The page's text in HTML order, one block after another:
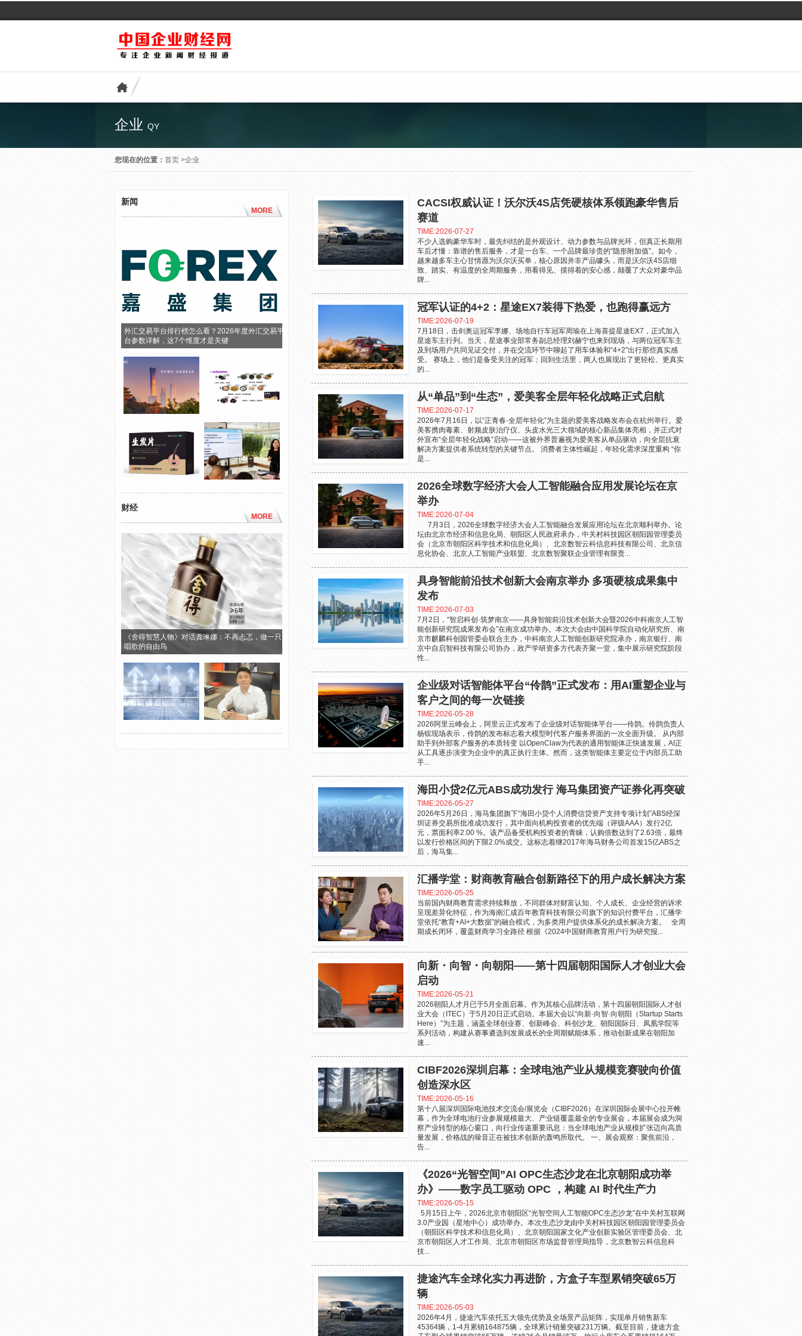
企业 QY
您现在的位置： 首页 >企业
新闻
MORE
外汇交易平台排行榜怎么看？2026年度外汇交易平
台参数详解，这7个维度才是关键
财经
MORE
《舍得智慧人物》对话龚琳娜：不再忐忑，做一只
唱歌的自由鸟
CACSI权威认证！沃尔沃4S店凭硬核体系领跑豪华售后
赛道
TIME:2026-07-27
不少人选购豪华车时，最先纠结的是外观设计、动力参数与品牌光环，但真正长期用
车后才懂：靠谱的售后服务，才是一台车、一个品牌最珍贵的“隐形附加值”。如今，
越来越多车主心甘情愿为沃尔沃买单，核心原因并非产品噱头，而是沃尔沃4S店细
致、踏实、有温度的全周期服务，用看得见、摸得着的安心感，颠覆了大众对豪华品
牌...
冠军认证的4+2：星途EX7装得下热爱，也跑得赢远方
TIME:2026-07-19
7月18日，击剑奥运冠军李娜、场地自行车冠军周瑜在上海喜提星途EX7，正式加入
星途车主行列。当天，星途事业部常务副总经理刘赫宁也来到现场，与两位冠军车主
及到场用户共同见证交付，并在交流环节中聊起了用车体验和“4+2”出行那些真实感
受。 赛场上，他们是备受关注的冠军；回到生活里，两人也展现出了更轻松、更真实
的...
从“单品”到“生态”，爱美客全层年轻化战略正式启航
TIME:2026-07-17
2026年7月16日，以“正青春·全层年轻化”为主题的爱美客战略发布会在杭州举行。爱
美客携肉毒素、射频皮肤治疗仪、头皮水光三大领域的核心新品集体亮相，并正式对
外宣布“全层年轻化战略”启动——这被外界普遍视为爱美客从单品驱动，向全层抗衰
解决方案提供者系统转型的关键节点。 消费者主体性崛起，年轻化需求深度重构 “你
是...
2026全球数字经济大会人工智能融合应用发展论坛在京
举办
TIME:2026-07-04
7月3日，2026全球数字经济大会人工智能融合发展应用论坛在北京顺利举办。论
坛由北京市经济和信息化局、朝阳区人民政府承办，中关村科技园区朝阳园管理委员
会（北京市朝阳区科学技术和信息化局）、北京数智云科信息科技有限公司、北京信
息化协会、北京人工智能产业联盟、北京数智聚联企业管理有限责...
具身智能前沿技术创新大会南京举办 多项硬核成果集中
发布
TIME:2026-07-03
7月2日，“智启科创·筑梦南京——具身智能前沿技术创新大会暨2026中科南京人工智
能创新研究院成果发布会”在南京成功举办。本次大会由中国科学院自动化研究所、南
京市麒麟科创园管委会联合主办，中科南京人工智能创新研究院承办，南京银行、南
京中自启智科技有限公司协办，政产学研资多方代表齐聚一堂，集中展示研究院阶段
性...
企业级对话智能体平台“伶鹊”正式发布：用AI重塑企业与
客户之间的每一次链接
TIME:2026-05-28
2026阿里云峰会上，阿里云正式发布了企业级对话智能体平台——伶鹊。伶鹊负责人
杨镔现场表示，伶鹊的发布标志着大模型时代客户服务界面的一次全面升级。 从内部
助手到外部客户服务的本质转变 以OpenClaw为代表的通用智能体正快速发展，AI正
从工具逐步演变为企业中的真正执行主体。然而，这类智能体主要定位于内部员工助
手...
海田小贷2亿元ABS成功发行 海马集团资产证券化再突破
TIME:2026-05-27
2026年5月26日，海马集团旗下“海田小贷个人消费信贷资产支持专项计划”ABS经深
圳证券交易所批准成功发行，其中面向机构投资者的优先端（评级AAA）发行2亿
元，票面利率2.00 %。该产品备受机构投资者的青睐，认购倍数达到了2.63倍，最终
以发行价格区间的下限2.0%成交。这标志着继2017年海马财务公司首发15亿ABS之
后，海马集...
汇播学堂：财商教育融合创新路径下的用户成长解决方案
TIME:2026-05-25
当前国内财商教育需求持续释放，不同群体对财富认知、个人成长、企业经营的诉求
呈现差异化特征，作为海南汇成百年教育科技有限公司旗下的知识付费平台，汇播学
堂依托“教育+AI+大数据”的融合模式，为多类用户提供体系化的成长解决方案。 全周
期成长闭环，覆盖财商学习全路径 根据《2024中国财商教育用户行为研究报...
向新・向智・向朝阳——第十四届朝阳国际人才创业大会
启动
TIME:2026-05-21
2026朝阳人才月已于5月全面启幕。作为其核心品牌活动，第十四届朝阳国际人才创
业大会（ITEC）于5月20日正式启动。本届大会以“向新·向智·向朝阳（Startup Starts
Here）”为主题，涵盖全球创业赛、创新峰会、科创沙龙、朝阳国际日、凤凰学院等
系列活动，构建从赛事遴选到发展成长的全周期赋能体系，推动创新成果在朝阳加
速...
CIBF2026深圳启幕：全球电池产业从规模竞赛驶向价值
创造深水区
TIME:2026-05-16
第十八届深圳国际电池技术交流会/展览会（CIBF2026）在深圳国际会展中心拉开帷
幕，作为全球电池行业参展规模最大、产业链覆盖最全的专业展会，本届展会成为洞
察产业转型的核心窗口，向行业传递重要讯息：当全球电池产业从规模扩张迈向高质
量发展，价格战的噪音正在被技术创新的轰鸣所取代。 一、展会观察：聚焦前沿，
告...
《2026“光智空间”AI OPC生态沙龙在北京朝阳成功举
办》——数字员工驱动 OPC ，构建 AI 时代生产力
TIME:2026-05-15
5月15日上午，2026北京市朝阳区“光智空间人工智能OPC生态沙龙”在中关村互联网
3.0产业园（星地中心）成功举办。本次生态沙龙由中关村科技园区朝阳园管理委员会
（朝阳区科学技术和信息化局）、北京朝阳国家文化产业创新实验区管理委员会、北
京市朝阳区人才工作局、北京市朝阳区市场监督管理局指导，北京数智云科信息科
技...
捷途汽车全球化实力再进阶，方盒子车型累销突破65万
辆
TIME:2026-05-03
2026年4月，捷途汽车依托五大领先优势及全场景产品矩阵，实现单月销售新车
45364辆，1-4月累销164875辆，全球累计销量突破231万辆。截至目前，捷途方盒